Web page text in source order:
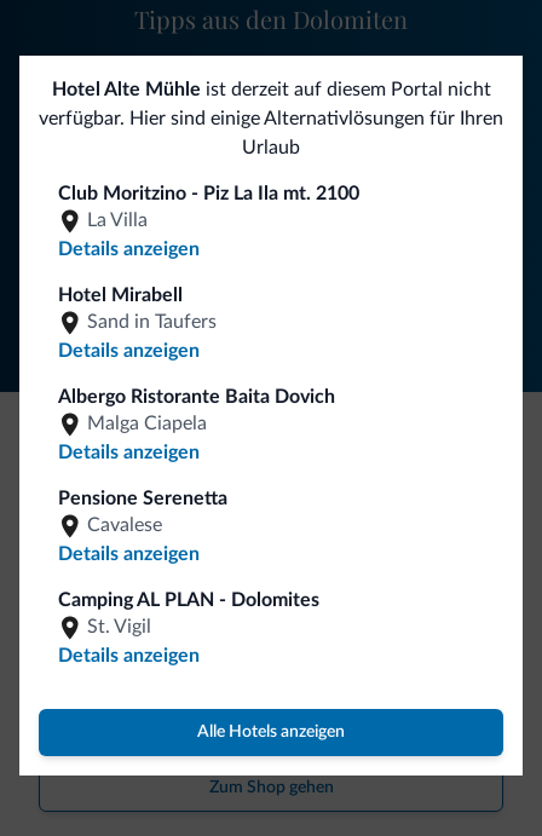
Hotel Alte Mühle ist derzeit auf diesem Portal nicht
verfügbar. Hier sind einige Alternativlösungen für Ihren
Urlaub
Club Moritzino - Piz La Ila mt. 2100
La Villa
Details anzeigen
Hotel Mirabell
Sand in Taufers
Details anzeigen
Albergo Ristorante Baita Dovich
Malga Ciapela
Details anzeigen
Pensione Serenetta
Cavalese
Details anzeigen
Camping AL PLAN - Dolomites
St. Vigil
Details anzeigen
Alle Hotels anzeigen
Folgen Sie Dolomiti.it auf
Tipps aus den Dolomiten
Neuigkeiten für Ihren Urlaub in den Dolomiten.
NEWSLETTER ABONNIEREN
Seien Sie originell, entdecken Sie die neue
Kollektion
So viele von Ihnen haben uns gefragt. Die neue Kollektion
von Dolomiti.it ist da!
Zum Shop gehen